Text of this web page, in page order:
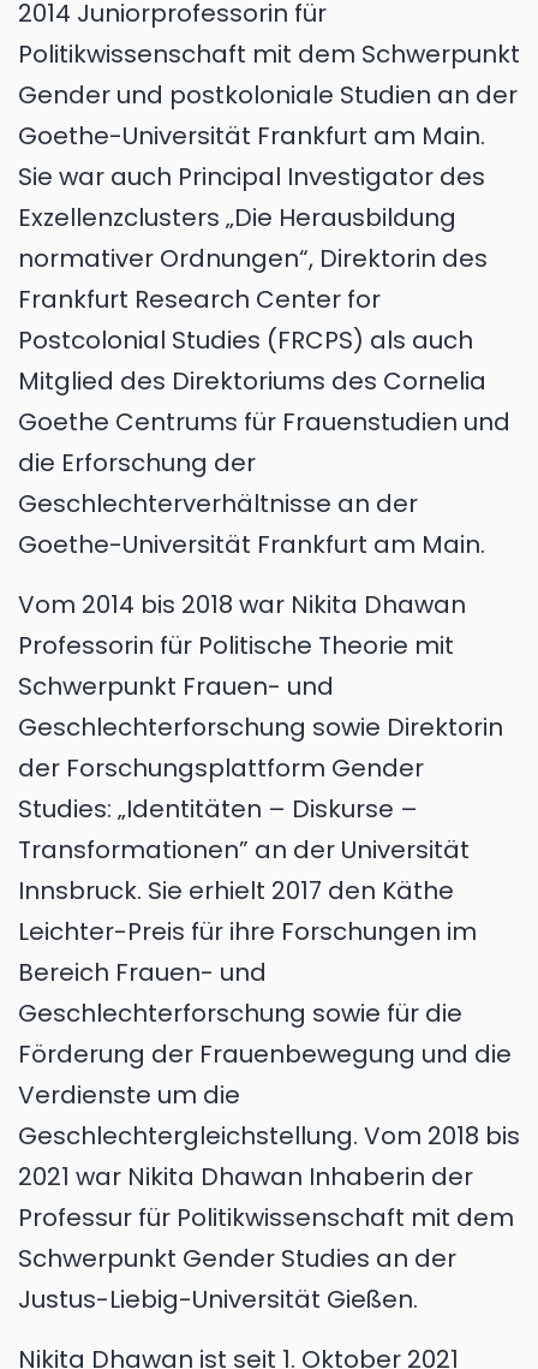
2014 Juniorprofessorin für
Politikwissenschaft mit dem Schwerpunkt
Gender und postkoloniale Studien an der
Goethe-Universität Frankfurt am Main.
Sie war auch Principal Investigator des
Exzellenzclusters „Die Herausbildung
normativer Ordnungen“, Direktorin des
Frankfurt Research Center for
Postcolonial Studies (FRCPS) als auch
Mitglied des Direktoriums des Cornelia
Goethe Centrums für Frauenstudien und
die Erforschung der
Geschlechterverhältnisse an der
Goethe-Universität Frankfurt am Main.
Vom 2014 bis 2018 war Nikita Dhawan
Professorin für Politische Theorie mit
Schwerpunkt Frauen- und
Geschlechterforschung sowie Direktorin
der Forschungsplattform Gender
Studies: „Identitäten – Diskurse –
Transformationen” an der Universität
Innsbruck. Sie erhielt 2017 den Käthe
Leichter-Preis für ihre Forschungen im
Bereich Frauen- und
Geschlechterforschung sowie für die
Förderung der Frauenbewegung und die
Verdienste um die
Geschlechtergleichstellung. Vom 2018 bis
2021 war Nikita Dhawan Inhaberin der
Professur für Politikwissenschaft mit dem
Schwerpunkt Gender Studies an der
Justus-Liebig-Universität Gießen.
Nikita Dhawan ist seit 1. Oktober 2021